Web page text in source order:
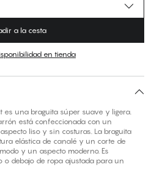
artículo
a la cesta
en tienda
es una braguita súper suave y ligera.
está confeccionada con un
liso y sin costuras. La braguita
elástica de canalé y un corte de
y un aspecto moderno. Es
o debajo de ropa ajustada para un